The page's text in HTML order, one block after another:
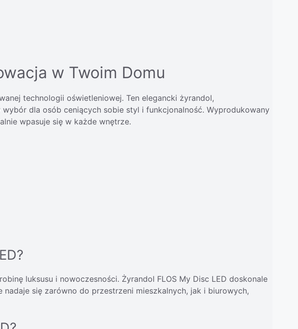
w Twoim Domu
technologii oświetleniowej. Ten elegancki żyrandol,
dla osób ceniących sobie styl i funkcjonalność. Wyprodukowany
wpasuje się w każde wnętrze.
luksusu i nowoczesności. Żyrandol FLOS My Disc LED doskonale
się zarówno do przestrzeni mieszkalnych, jak i biurowych,